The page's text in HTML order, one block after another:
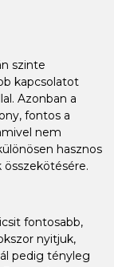
szinte
kapcsolatot
Azonban a
fontos a
nem
hasznos
fontosabb,
nyitjuk,
pedig tényleg